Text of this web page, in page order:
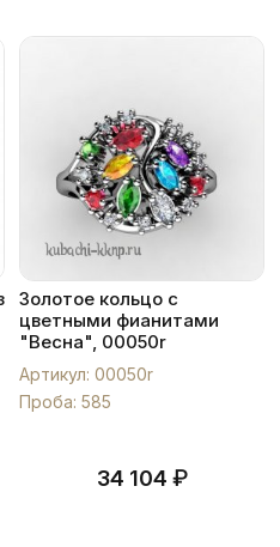
Золотое кольцо с
цветными фианитами
"Весна", 00050r
Артикул: 00050r
Проба: 585
34 104 ₽